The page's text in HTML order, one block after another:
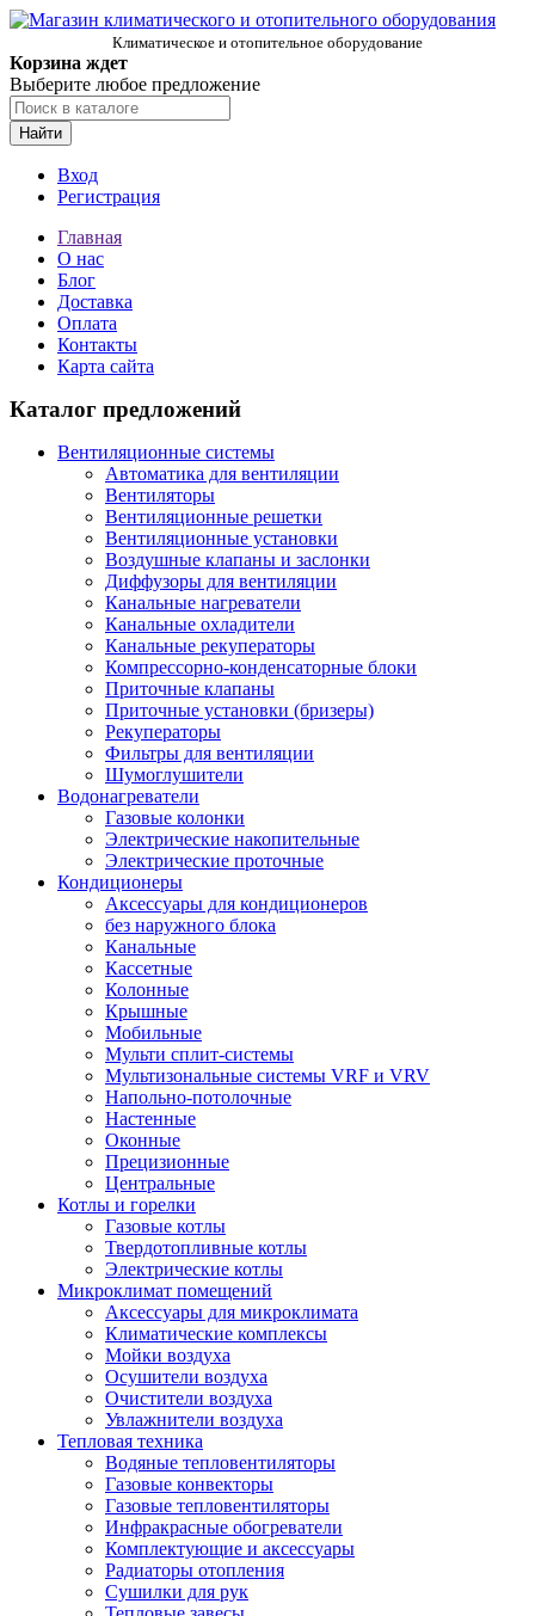
Климатическое и отопительное оборудование
Корзина ждет
Выберите любое предложение
Найти
Вход
Регистрация
Главная
О нас
Блог
Доставка
Оплата
Контакты
Карта сайта
Каталог предложений
Вентиляционные системы
Автоматика для вентиляции
Вентиляторы
Вентиляционные решетки
Вентиляционные установки
Воздушные клапаны и заслонки
Диффузоры для вентиляции
Канальные нагреватели
Канальные охладители
Канальные рекуператоры
Компрессорно-конденсаторные блоки
Приточные клапаны
Приточные установки (бризеры)
Рекуператоры
Фильтры для вентиляции
Шумоглушители
Водонагреватели
Газовые колонки
Электрические накопительные
Электрические проточные
Кондиционеры
Аксессуары для кондиционеров
без наружного блока
Канальные
Кассетные
Колонные
Крышные
Мобильные
Мульти сплит-системы
Мультизональные системы VRF и VRV
Напольно-потолочные
Настенные
Оконные
Прецизионные
Центральные
Котлы и горелки
Газовые котлы
Твердотопливные котлы
Электрические котлы
Микроклимат помещений
Аксессуары для микроклимата
Климатические комплексы
Мойки воздуха
Осушители воздуха
Очистители воздуха
Увлажнители воздуха
Тепловая техника
Водяные тепловентиляторы
Газовые конвекторы
Газовые тепловентиляторы
Инфракрасные обогреватели
Комплектующие и аксессуары
Радиаторы отопления
Сушилки для рук